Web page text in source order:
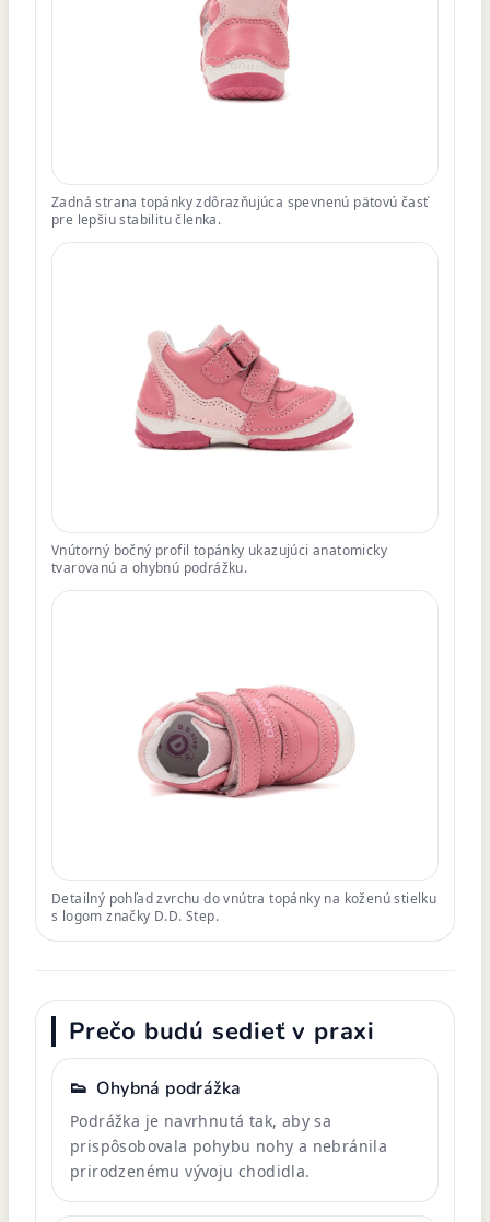
Zadná strana topánky zdôrazňujúca spevnenú pätovú časť
pre lepšiu stabilitu členka.
Vnútorný bočný profil topánky ukazujúci anatomicky
tvarovanú a ohybnú podrážku.
Detailný pohľad zvrchu do vnútra topánky na koženú stielku
s logom značky D.D. Step.
Prečo budú sedieť v praxi
👟 Ohybná podrážka
Podrážka je navrhnutá tak, aby sa
prispôsobovala pohybu nohy a nebránila
prirodzenému vývoju chodidla.